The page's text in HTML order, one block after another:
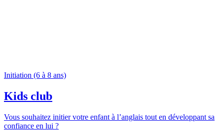
Initiation (6 à 8 ans)
Kids club
Vous souhaitez initier votre enfant à l’anglais tout en développant sa
confiance en lui ?